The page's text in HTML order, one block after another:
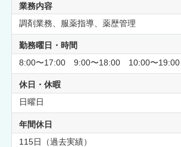
業務内容
調剤業務、服薬指導、薬歴管理
勤務曜日・時間
8:00〜17:00 9:00〜18:00 10:00〜
休日・休暇
日曜日
年間休日
115日（過去実績）